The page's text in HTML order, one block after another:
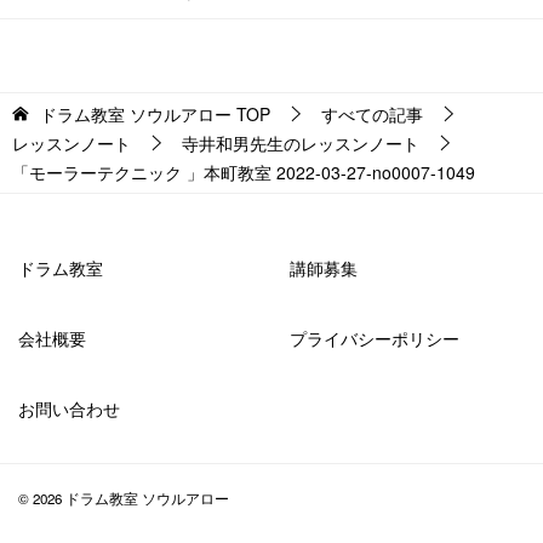
ドラム教室 ソウルアロー TOP
すべての記事
レッスンノート
寺井和男先生のレッスンノート
「モーラーテクニック 」本町教室 2022-03-27-­no0007-­1049
ドラム教室 講師募集
会社概要 プライバシーポリシー
お問い合わせ
© 2026 ドラム教室 ソウルアロー